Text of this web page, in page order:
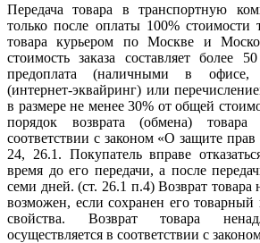
Передача товара в транспортную
только после оплаты 100% стоимости
товара курьером по Москве и
стоимость заказа составляет более
предоплата (наличными в офисе,
(интернет-эквайринг) или
в размере не менее 30% от общей
порядок возврата (обмена) товара
соответствии с законом «О защите прав
24, 26.1. Покупатель вправе
время до его передачи, а после
семи дней. (ст. 26.1 п.4) Возврат товара
возможен, если сохранен его товарный
свойства. Возврат товара
осуществляется в соответствии с